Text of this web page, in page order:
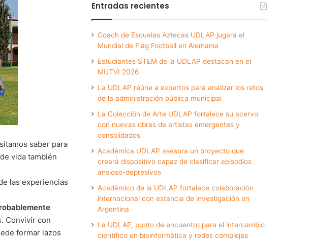
saber para
vida también
las experiencias
Convivir con
formar lazos
Entradas recientes
Coach de Escuelas Aztecas UDLAP jugará el
Mundial de Flag Football en Alemania
Estudiantes STEM de la UDLAP destacan en el
MUTVI 2026
La UDLAP reúne a expertos para analizar los retos
de la administración pública municipal
La Colección de Arte UDLAP fortalece su acervo
con nuevas obras de artistas emergentes y
consolidados
Académica UDLAP asesora un proyecto que
creará dispositivo capaz de clasificar episodios
ansioso-depresivos
Académico de la UDLAP fortalece colaboración
internacional con estancia de investigación en
Argentina
La UDLAP, punto de encuentro para el intercambio
científico en bioinformática y redes complejas